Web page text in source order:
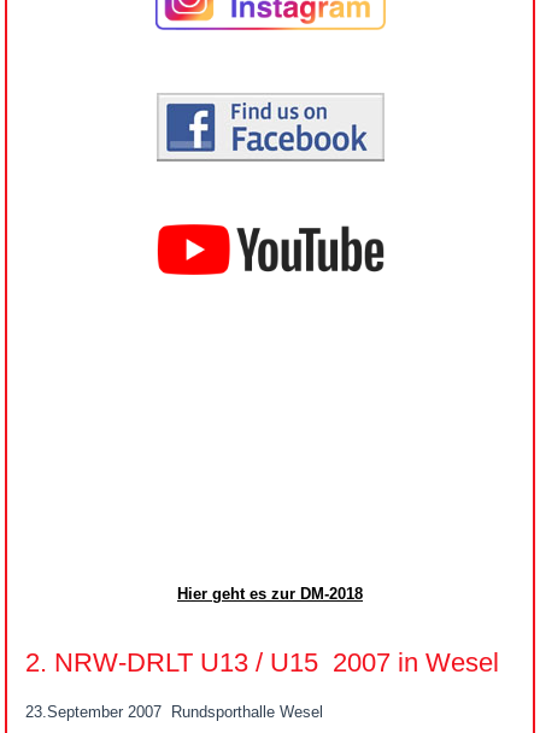
Hier geht es zur DM-2018
2. NRW-DRLT U13 / U15 2007 in Wesel
23.September 2007 Rundsporthalle Wesel